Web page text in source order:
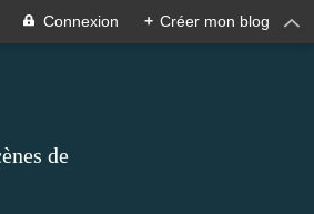
Connexion + Créer mon blog
de